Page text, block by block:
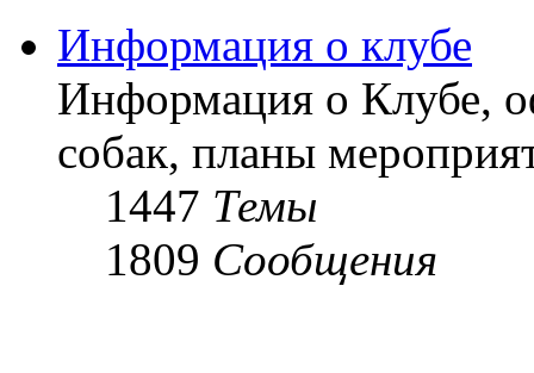
Информация о клубе
Информация о Клубе,
собак, планы
1447 Темы
1809 Сообщения